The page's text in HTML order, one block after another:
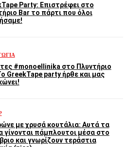
Party: Επιστρέφει στο
Bar το πάρτι που όλοι
#monoellinika στο Πλυντήριο
GreekTape party ήρθε και μας
με χρυσά κουτάλια: Αυτά τα
γίνονται πάμπλουτοι μέσα στο
και γνωρίζουν τεράστια